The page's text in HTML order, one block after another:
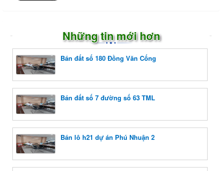
Những tin mới hơn
Bán đất số 180 Đồng Văn Cống
Bán đất số 7 đường số 63 TML
Bán lô h21 dự án Phú Nhuận 2